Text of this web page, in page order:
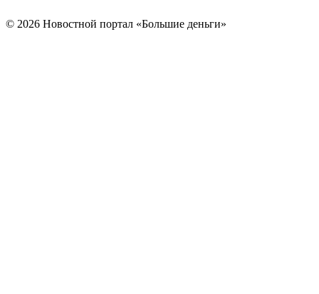
© 2026 Новостной портал «Большие деньги»